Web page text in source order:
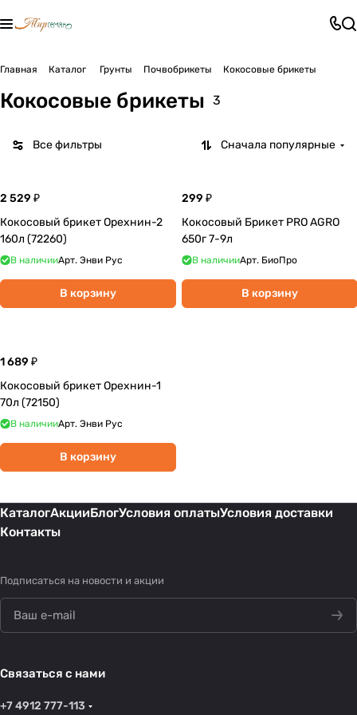
Главная Каталог Грунты Почвобрикеты Кокосовые брикеты
Кокосовые брикеты 3
Все фильтры Сначала популярные
2 529 ₽
Кокосовый брикет Орехнин-2
160л (72260)
В наличииАрт. Энви Рус
В корзину
299 ₽
Кокосовый Брикет PRO AGRO
650г 7-9л
В наличииАрт. БиоПро
В корзину
1 689 ₽
Кокосовый брикет Орехнин-1
70л (72150)
В наличииАрт. Энви Рус
В корзину
КаталогАкцииБлогУсловия оплатыУсловия доставки
Контакты
Подписаться на новости и акции
Связаться с нами
+7 4912 777-113